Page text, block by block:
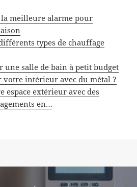
meilleure alarme pour
types de chauffage
une salle de bain à petit budget
votre intérieur avec du métal ?
espace extérieur avec des
en…